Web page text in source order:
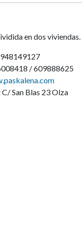
en dos
948149127
/ 609888625
C/ San Blas 23 Olza